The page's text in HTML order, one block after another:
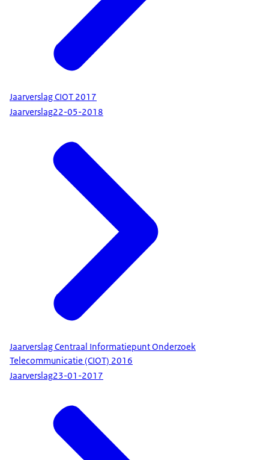
Jaarverslag CIOT 2017
Jaarverslag22-05-2018
Jaarverslag Centraal Informatiepunt Onderzoek
Telecommunicatie (CIOT) 2016
Jaarverslag23-01-2017